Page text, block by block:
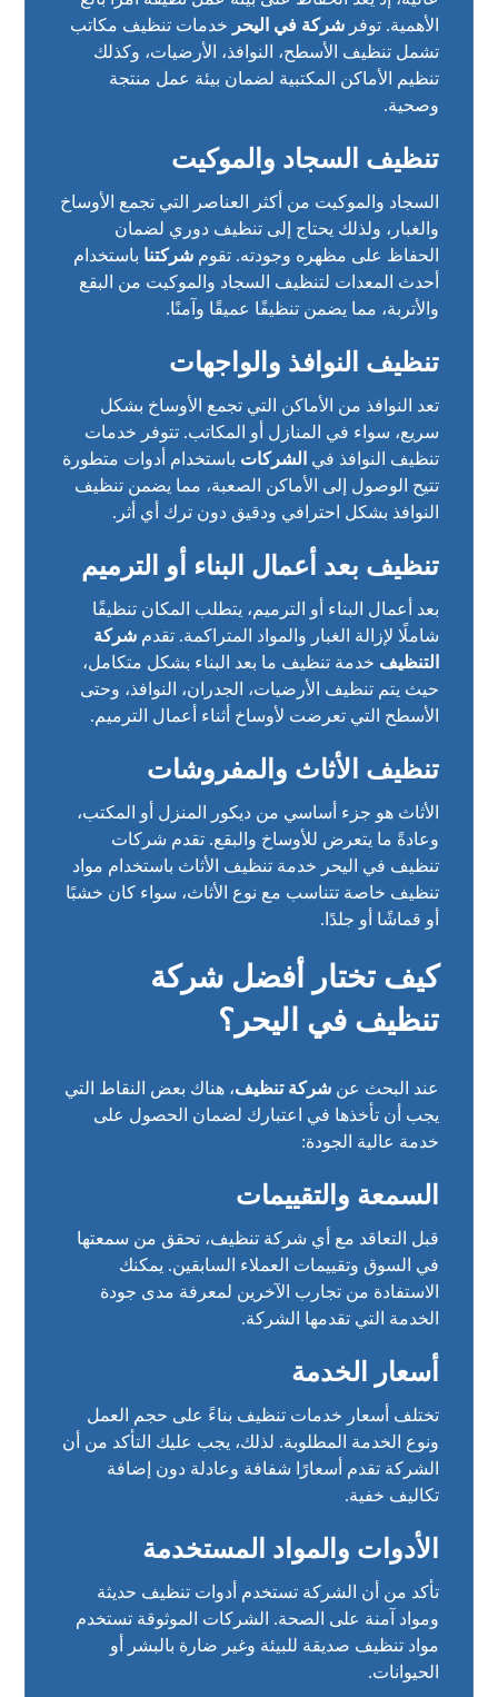
الأهمية. توفرشركة في اليحر خدمات تنظيف مكاتب
تشمل تنظيف الأسطح، النوافذ، الأرضيات، وكذلك
تنظيم الأماكن المكتبية لضمان بيئة عمل منتجة
وصحية.
تنظيف السجاد والموكيت
السجاد والموكيت من أكثر العناصر التي تجمع الأوساخ
والغبار، ولذلك يحتاج إلى تنظيف دوري لضمان
الحفاظ على مظهره وجودته. تقومشركتنا باستخدام
أحدث المعدات لتنظيف السجاد والموكيت من البقع
والأتربة، مما يضمن تنظيفًا عميقًا وآمنًا.
تنظيف النوافذ والواجهات
تعد النوافذ من الأماكن التي تجمع الأوساخ بشكل
سريع، سواء في المنازل أو المكاتب. تتوفر خدمات
تنظيف النوافذ في الشركات باستخدام أدوات متطورة
تتيح الوصول إلى الأماكن الصعبة، مما يضمن تنظيف
النوافذ بشكل احترافي ودقيق دون ترك أي أثر.
تنظيف بعد أعمال البناء أو الترميم
بعد أعمال البناء أو الترميم، يتطلب المكان تنظيفًا
شاملًا لإزالة الغبار والمواد المتراكمة. تقدمشركة
التنظيف خدمة تنظيف ما بعد البناء بشكل متكامل،
حيث يتم تنظيف الأرضيات، الجدران، النوافذ، وحتى
الأسطح التي تعرضت لأوساخ أثناء أعمال الترميم.
تنظيف الأثاث والمفروشات
الأثاث هو جزء أساسي من ديكور المنزل أو المكتب،
وعادةً ما يتعرض للأوساخ والبقع. تقدم شركات
تنظيف في اليحر خدمة تنظيف الأثاث باستخدام مواد
تنظيف خاصة تتناسب مع نوع الأثاث، سواء كان خشبًا
أو قماشًا أو جلدًا.
كيف تختار أفضل شركة
تنظيف في اليحر؟
عند البحث عنشركة تنظيف، هناك بعض النقاط التي
يجب أن تأخذها في اعتبارك لضمان الحصول على
خدمة عالية الجودة:
السمعة والتقييمات
قبل التعاقد مع أي شركة تنظيف، تحقق من سمعتها
في السوق وتقييمات العملاء السابقين. يمكنك
الاستفادة من تجارب الآخرين لمعرفة مدى جودة
الخدمة التي تقدمها الشركة.
أسعار الخدمة
تختلف أسعار خدمات تنظيف بناءً على حجم العمل
ونوع الخدمة المطلوبة. لذلك، يجب عليك التأكد من أن
الشركة تقدم أسعارًا شفافة وعادلة دون إضافة
تكاليف خفية.
الأدوات والمواد المستخدمة
تأكد من أن الشركة تستخدم أدوات تنظيف حديثة
ومواد آمنة على الصحة. الشركات الموثوقة تستخدم
مواد تنظيف صديقة للبيئة وغير ضارة بالبشر أو
الحيوانات.